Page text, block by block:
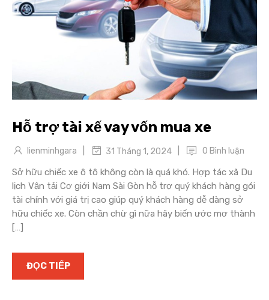
Hỗ trợ tài xế vay vốn mua xe
lienminhgara 31 Tháng 1, 2024 0 Bình luận
Sở hữu chiếc xe ô tô không còn là quá khó. Hợp tác xã Du
lịch Vận tải Cơ giới Nam Sài Gòn hỗ trợ quý khách hàng gói
tài chính với giá trị cao giúp quý khách hàng dễ dàng sở
hữu chiếc xe. Còn chần chừ gì nữa hãy biến ước mơ thành
[…]
ĐỌC TIẾP